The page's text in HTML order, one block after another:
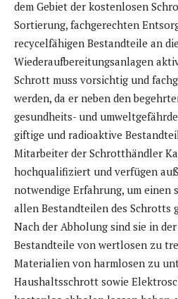
dem Gebiet der kostenlosen
Sortierung, fachgerechten
recycelfähigen Bestandteile an die
Wiederaufbereitungsanlagen
Schrott muss vorsichtig und
werden, da er neben den
gesundheits- und
giftige und radioaktive
Mitarbeiter der Schrotthändler
hochqualifiziert und verfügen
notwendige Erfahrung, um einen
allen Bestandteilen des Schrotts
Nach der Abholung sind sie in
Bestandteile von wertlosen zu
Materialien von harmlosen zu
Haushaltsschrott sowie